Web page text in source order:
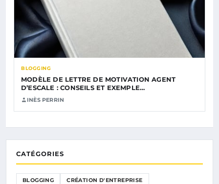
BLOGGING
MODÈLE DE LETTRE DE MOTIVATION AGENT
D’ESCALE : CONSEILS ET EXEMPLE…
INÈS PERRIN
CATÉGORIES
BLOGGING CRÉATION D'ENTREPRISE